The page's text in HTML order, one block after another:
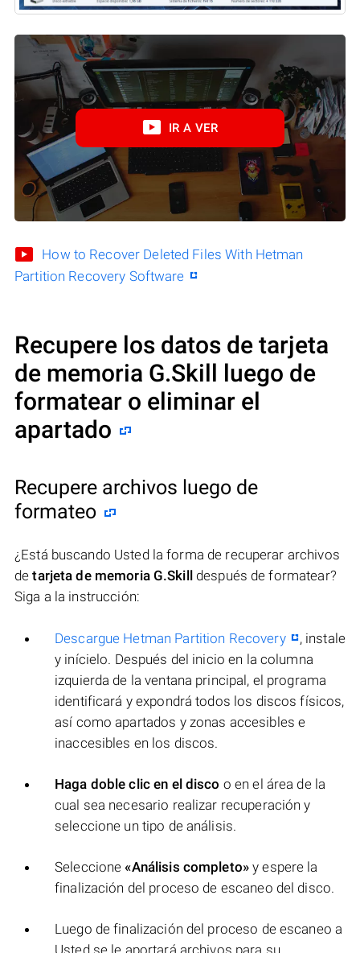
IR A VER
How to Recover Deleted Files With Hetman
Partition Recovery Software
Recupere los datos de tarjeta
de memoria G.Skill luego de
formatear o eliminar el
apartado
Recupere archivos luego de
formateo
¿Está buscando Usted la forma de recuperar archivos
detarjeta de memoria G.Skilldespués de formatear?
Siga a la instrucción:
Descargue Hetman Partition Recovery
, instale
y inícielo. Después del inicio en la columna
izquierda de la ventana principal, el programa
identificará y expondrá todos los discos físicos,
así como apartados y zonas accesibles e
inaccesibles en los discos.
Haga doble clic en el disco o en el área de la
cual sea necesario realizar recuperación y
seleccione un tipo de análisis.
Seleccione«Análisis completo» y espere la
finalización del proceso de escaneo del disco.
Luego de finalización del proceso de escaneo a
Usted se le aportará archivos para su